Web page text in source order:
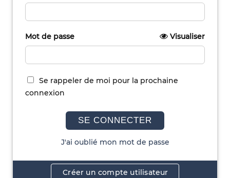
Mot de passe Visualiser
Se rappeler de moi pour la prochaine
connexion
SE CONNECTER
J'ai oublié mon mot de passe
Créer un compte utilisateur